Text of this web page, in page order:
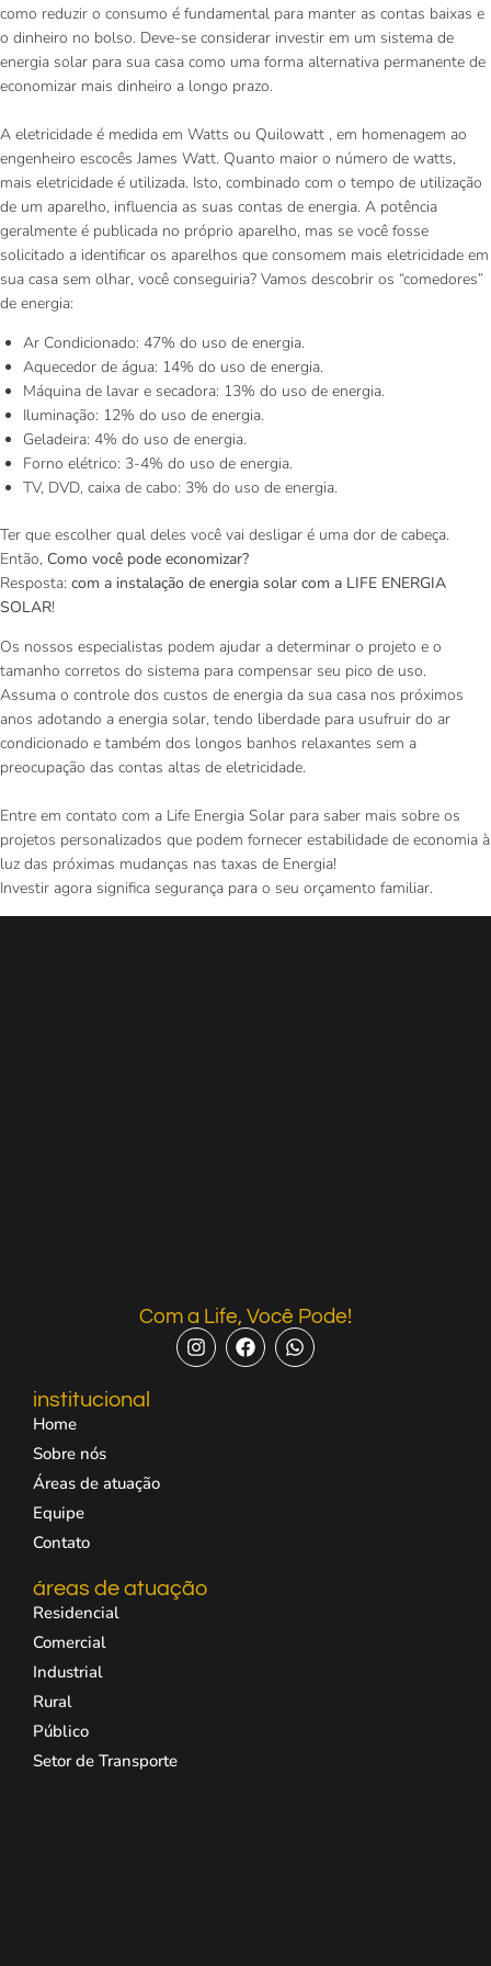
como reduzir o consumo é fundamental para manter as contas baixas e
o dinheiro no bolso. Deve-se considerar investir em um sistema de
energia solar para sua casa como uma forma alternativa permanente de
economizar mais dinheiro a longo prazo.
A eletricidade é medida em Watts ou Quilowatt , em homenagem ao
engenheiro escocês James Watt. Quanto maior o número de watts,
mais eletricidade é utilizada. Isto, combinado com o tempo de utilização
de um aparelho, influencia as suas contas de energia. A potência
geralmente é publicada no próprio aparelho, mas se você fosse
solicitado a identificar os aparelhos que consomem mais eletricidade em
sua casa sem olhar, você conseguiria? Vamos descobrir os “comedores”
de energia:
Ar Condicionado: 47% do uso de energia.
Aquecedor de água: 14% do uso de energia.
Máquina de lavar e secadora: 13% do uso de energia.
Iluminação: 12% do uso de energia.
Geladeira: 4% do uso de energia.
Forno elétrico: 3-4% do uso de energia.
TV, DVD, caixa de cabo: 3% do uso de energia.
Ter que escolher qual deles você vai desligar é uma dor de cabeça.
Então, Como você pode economizar?
Resposta: com a instalação de energia solar com a LIFE ENERGIA
SOLAR!
Os nossos especialistas podem ajudar a determinar o projeto e o
tamanho corretos do sistema para compensar seu pico de uso.
Assuma o controle dos custos de energia da sua casa nos próximos
anos adotando a energia solar, tendo liberdade para usufruir do ar
condicionado e também dos longos banhos relaxantes sem a
preocupação das contas altas de eletricidade.
Entre em contato com a Life Energia Solar para saber mais sobre os
projetos personalizados que podem fornecer estabilidade de economia à
luz das próximas mudanças nas taxas de Energia!
Investir agora significa segurança para o seu orçamento familiar.
Com a Life, Você Pode!
institucional
Home
Sobre nós
Áreas de atuação
Equipe
Contato
áreas de atuação
Residencial
Comercial
Industrial
Rural
Público
Setor de Transporte